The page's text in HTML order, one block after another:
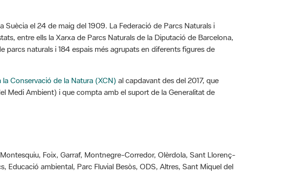
el 24 de maig del 1909. La Federació de Parcs Naturals i
entre ells la Xarxa de Parcs Naturals de la Diputació de Barcelona,
naturals i 184 espais més agrupats en diferents figures de
la Conservació de la Natura (XCN) al capdavant des del 2017, que
Medi Ambient) i que compta amb el suport de la Generalitat de
Foix, Garraf, Montnegre-Corredor, Olèrdola, Sant Llorenç-
Educació ambiental, Parc Fluvial Besòs, ODS, Altres, Sant Miquel del